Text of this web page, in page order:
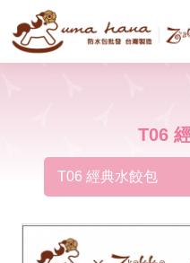
T06
T06 經典水餃包